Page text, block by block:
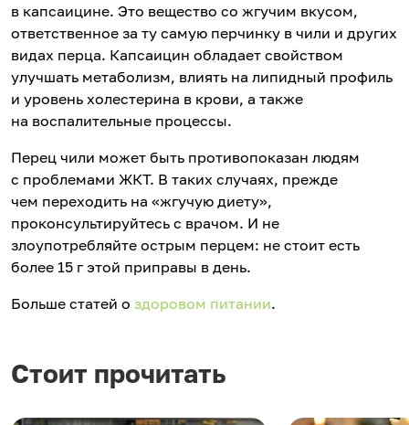
в капсаицине. Это вещество со жгучим вкусом,
ответственное за ту самую перчинку в чили и других
видах перца. Капсаицин обладает свойством
улучшать метаболизм, влиять на липидный профиль
и уровень холестерина в крови, а также
на воспалительные процессы.
Перец чили может быть противопоказан людям
с проблемами ЖКТ. В таких случаях, прежде
чем переходить на «жгучую диету»,
проконсультируйтесь с врачом. И не
злоупотребляйте острым перцем: не стоит есть
более 15 г этой приправы в день.
Больше статей о здоровом питании.
Стоит прочитать